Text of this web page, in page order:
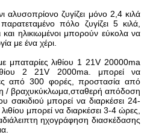
αλυσοπρίονο ζυγίζει μόνο 2,4 κιλά
πόλο ζυγίζει 5 κιλά,
και ηλικιωμένοι μπορούν εύκολα να
με ένα χέρι.
μπαταρίες λιθίου 1 21V 20000ma
2 21V 2000ma. μπορεί να
από 300 φορές, προστασία από
/ βραχυκύκλωμα,σταθερή απόδοση
σακιδιού μπορεί να διαρκέσει 24-
μπορεί να διαρκέσει 3-4 ώρες,
ηχογράφηση διασκέδασης